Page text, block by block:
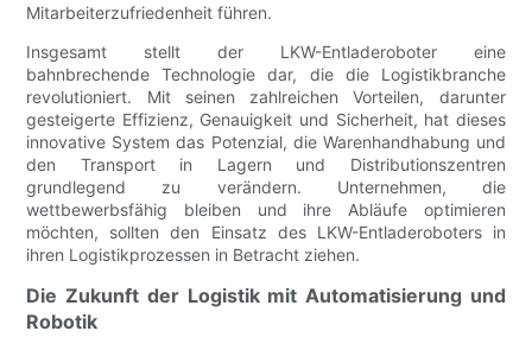
Mitarbeiterzufriedenheit führen.
Insgesamt stellt der LKW-Entladeroboter eine
bahnbrechende Technologie dar, die die Logistikbranche
revolutioniert. Mit seinen zahlreichen Vorteilen, darunter
gesteigerte Effizienz, Genauigkeit und Sicherheit, hat dieses
innovative System das Potenzial, die Warenhandhabung und
den Transport in Lagern und Distributionszentren
grundlegend zu verändern. Unternehmen, die
wettbewerbsfähig bleiben und ihre Abläufe optimieren
möchten, sollten den Einsatz des LKW-Entladeroboters in
ihren Logistikprozessen in Betracht ziehen.
Die Zukunft der Logistik mit Automatisierung und
Robotik